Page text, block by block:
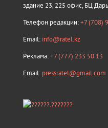
здание 23, 225 офис, БЦ
Телефон редакции:+7 (708)
Email: info@ratel.kz
Реклама:+7 (777) 233 50 13
Email: pressratel@gmail.com